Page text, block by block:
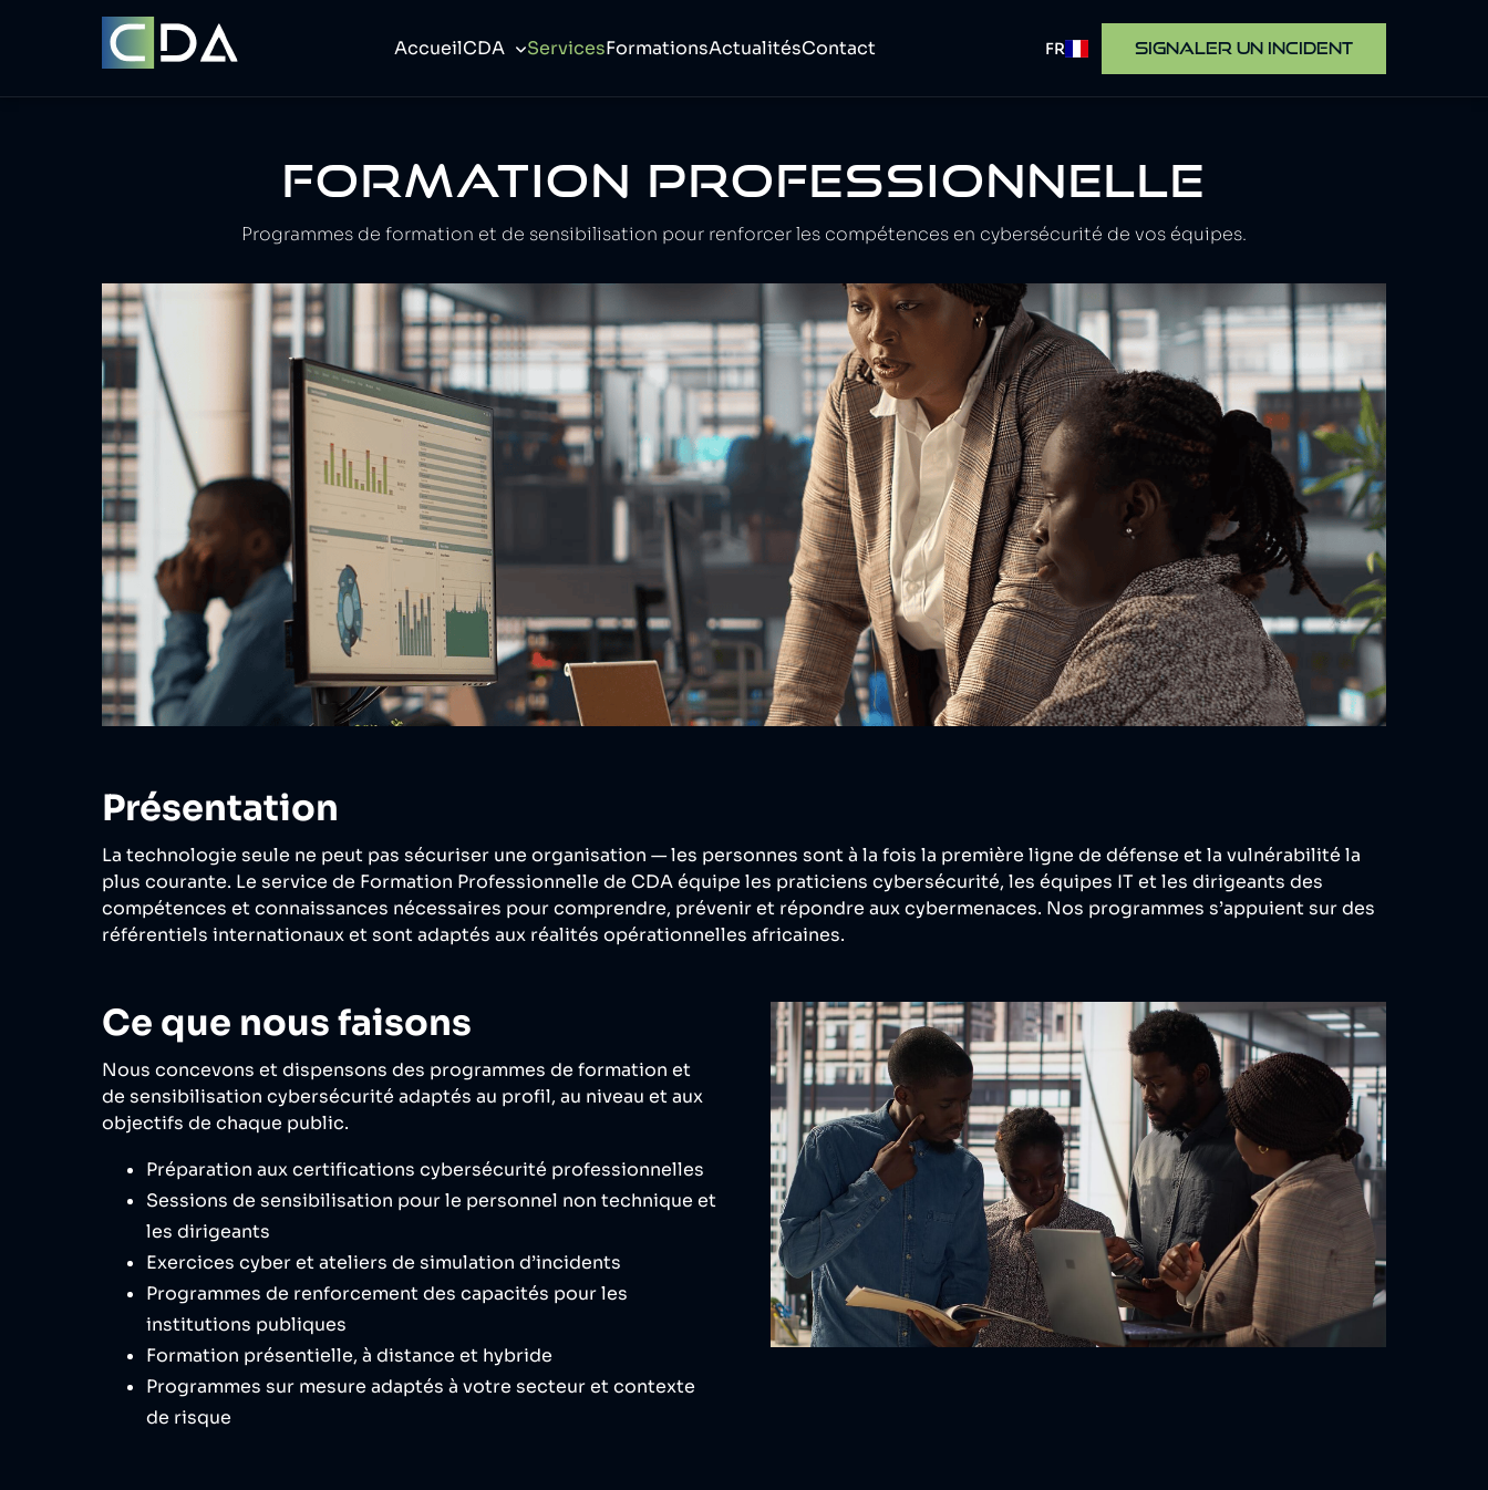
AccueilCDA ServicesFormationsActualitésContact FR SIGNALER UN INCIDENT
FORMATION PROFESSIONNELLE
Programmes de formation et de sensibilisation pour renforcer les compétences en cybersécurité de vos équipes.
Présentation
La technologie seule ne peut pas sécuriser une organisation — les personnes sont à la fois la première ligne de défense et la vulnérabilité la
plus courante. Le service de Formation Professionnelle de CDA équipe les praticiens cybersécurité, les équipes IT et les dirigeants des
compétences et connaissances nécessaires pour comprendre, prévenir et répondre aux cybermenaces. Nos programmes s’appuient sur des
référentiels internationaux et sont adaptés aux réalités opérationnelles africaines.
Ce que nous faisons
Nous concevons et dispensons des programmes de formation et
de sensibilisation cybersécurité adaptés au profil, au niveau et aux
objectifs de chaque public.
Préparation aux certifications cybersécurité professionnelles
Sessions de sensibilisation pour le personnel non technique et
les dirigeants
Exercices cyber et ateliers de simulation d’incidents
Programmes de renforcement des capacités pour les
institutions publiques
Formation présentielle, à distance et hybride
Programmes sur mesure adaptés à votre secteur et contexte
de risque